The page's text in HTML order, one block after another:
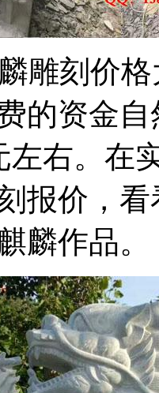
刻价格
的资金
左右。在
报价，
麟作品。